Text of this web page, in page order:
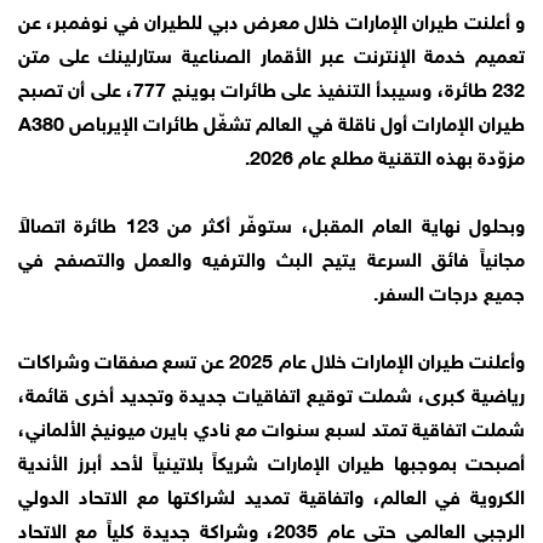
و أعلنت طيران الإمارات خلال معرض دبي للطيران في نوفمبر، عن
تعميم خدمة الإنترنت عبر الأقمار الصناعية ستارلينك على متن
232 طائرة، وسيبدأ التنفيذ على طائرات بوينج 777، على أن تصبح
طيران الإمارات أول ناقلة في العالم تشغّل طائرات الإيرباص A380
مزوّدة بهذه التقنية مطلع عام 2026.
وبحلول نهاية العام المقبل، ستوفّر أكثر من 123 طائرة اتصالاً
مجانياً فائق السرعة يتيح البث والترفيه والعمل والتصفح في
جميع درجات السفر.
وأعلنت طيران الإمارات خلال عام 2025 عن تسع صفقات وشراكات
رياضية كبرى، شملت توقيع اتفاقيات جديدة وتجديد أخرى قائمة،
شملت اتفاقية تمتد لسبع سنوات مع نادي بايرن ميونيخ الألماني،
أصبحت بموجبها طيران الإمارات شريكاً بلاتينياً لأحد أبرز الأندية
الكروية في العالم، واتفاقية تمديد لشراكتها مع الاتحاد الدولي
الرجبي العالمي حتى عام 2035، وشراكة جديدة كلياً مع الاتحاد